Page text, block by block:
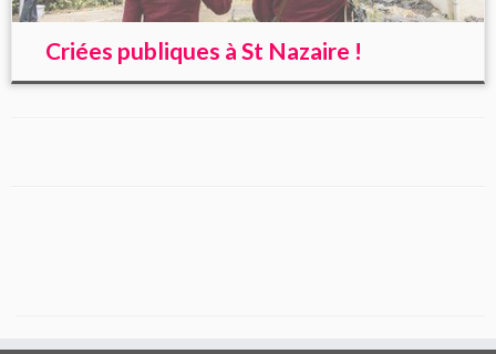
Criées publiques à St Nazaire !